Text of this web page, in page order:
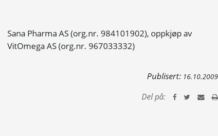
Sana Pharma AS (org.nr. 984101902), oppkjøp av
VitOmega AS (org.nr. 967033332)
Publisert: 16.10.2009
Del på: